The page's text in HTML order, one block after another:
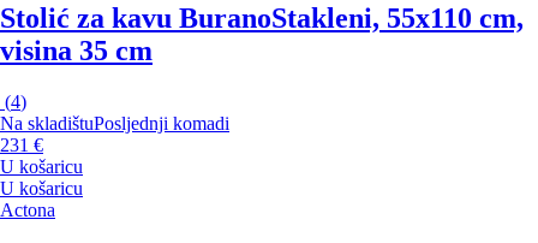
Stolić za kavu BuranoStakleni, 55x110 cm,
visina 35 cm
(4)
Na skladištuPosljednji komadi
231 €
U košaricu
U košaricu
Actona